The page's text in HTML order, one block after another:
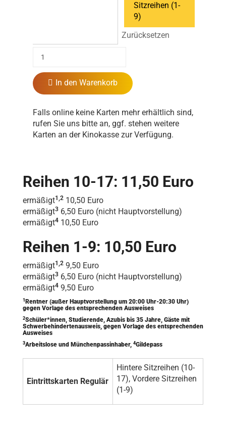
Sitzreihen (1-
9)
Zurücksetzen
In den Warenkorb
Falls online keine Karten mehr erhältlich sind,
rufen Sie uns bitte an, ggf. stehen weitere
Karten an der Kinokasse zur Verfügung.
Reihen 10-17: 11,50 Euro
ermäßigt1,2 10,50 Euro
ermäßigt3 6,50 Euro (nicht Hauptvorstellung)
ermäßigt4 10,50 Euro
Reihen 1-9: 10,50 Euro
ermäßigt1,2 9,50 Euro
ermäßigt3 6,50 Euro (nicht Hauptvorstellung)
ermäßigt4 9,50 Euro
1 Rentner (außer Hauptvorstellung um 20:00 Uhr-20:30 Uhr)
gegen Vorlage des entsprechenden Ausweises
2Schüler*innen, Studierende, Azubis bis 35 Jahre, Gäste mit
Schwerbehindertenausweis, gegen Vorlage des entsprechenden
Ausweises
3Arbeitslose und Münchenpassinhaber, 4Gildepass
Eintrittskarten Regulär
Hintere Sitzreihen (10-
17), Vordere Sitzreihen
(1-9)